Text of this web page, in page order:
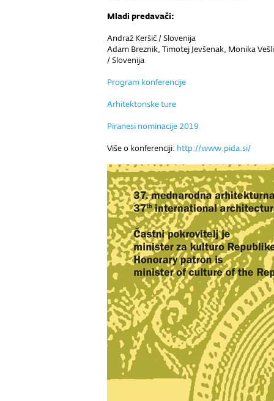
Mladi predavači:
Andraž Keršič / Slovenija
Adam Breznik, Timotej Jevšenak, Monika
/ Slovenija
Program konferencije
Arhitektonske ture
Piranesi nominacije 2019
Više o konferenciji: http://www.pida.si/